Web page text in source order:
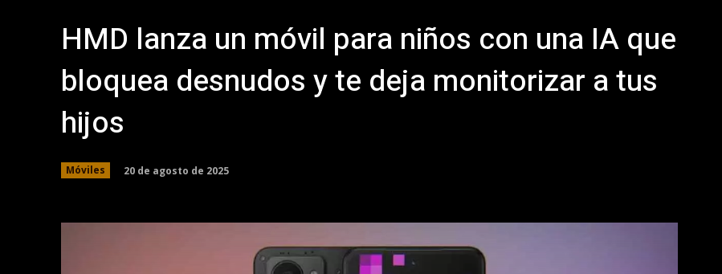
HMD lanza un móvil para niños con una IA que
bloquea desnudos y te deja monitorizar a tus
hijos
Móviles 20 de agosto de 2025